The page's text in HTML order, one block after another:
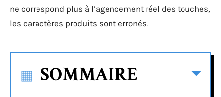
ne correspond plus à l’agencement réel des touches,
les caractères produits sont erronés.
SOMMAIRE